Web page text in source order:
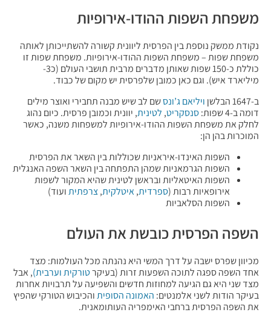
משפחת השפות ההודו-אירופיות
נקודת ממשק נוספת בין הפרסית ליוונית קשורה להשתייכותן לאותה
משפחת שפות – משפחת השפות ההודו-אירופיות. משפחת שפות זו
כוללת כ-150 שפות שאותן מדברים מרבית תושבי העולם (כ3-
מיליארד איש). וגם כאן כמובן שלפרסית יש מקום של כבוד.
ב-1647 הבלשן
ויליאם ג’ונסשם לב שיש מבנה תחבירי ואוצר מילים
דומה ב-4 שפות:
סנסקריט, לטינית, יוונית וכמובן פרסית. כיום נהוג
לחלק את משפחת השפות ההודו-אירופיות למשפחות משנה, כאשר
המוכרות בהן הן:
השפות האינדו-איראניות שכוללות בין השאר את הפרסית
השפות הגרמאניות שמהן התפתחה בין השאר השפה האנגלית
השפות האיטאליות ובראשן לטינית שהיא המקור לשפות
אירופאיות רבות (ספרדית,איטלקית,צרפתיתועוד)
השפות הסלאביות
השפה הפרסית כובשת את העולם
מכיוון שפרס ישבה על דרך המשי היא נהנתה מכל העולמות: מצד
אחד השפה ספגה לתוכה השפעות זרות (בעיקרטורקיתוערבית), אבל
מצד שני היא גם הגיעה למחוזות חדשים והשפיעה על תרבויות אחרות
בעיקר הודות לשני אלמנטים: האמונה הסופיתוהכיבוש הטורקי שהפיץ
את השפה הפרסית ברחבי האימפריה העותומאנית.